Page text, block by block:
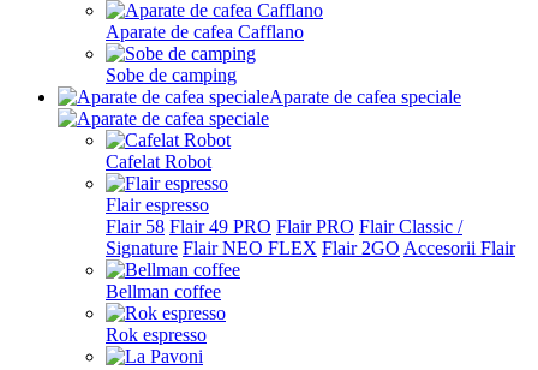
Aparate de cafea Cafflano
Sobe de camping
Aparate de cafea speciale
Cafelat Robot
Flair espresso
Flair 58 Flair 49 PRO Flair PRO Flair Classic /
Signature Flair NEO FLEX Flair 2GO Accesorii Flair
Bellman coffee
Rok espresso